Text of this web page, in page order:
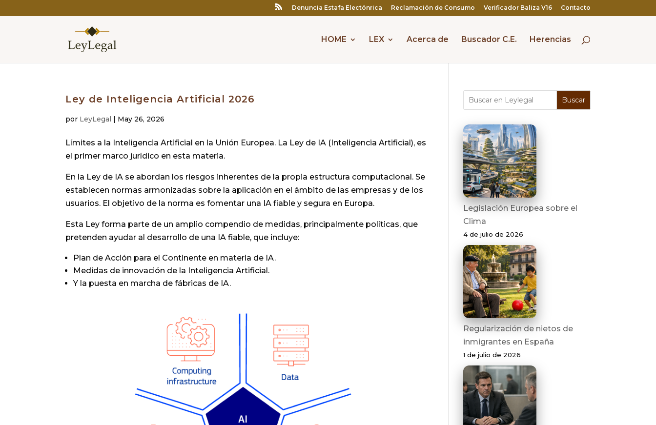
Denuncia Estafa Electónrica Reclamación de Consumo Verificador Baliza V16 Contacto
HOME LEX Acerca de Buscador C.E. Herencias
Ley de Inteligencia Artificial 2026
por LeyLegal | May 26, 2026
Límites a la Inteligencia Artificial en la Unión Europea. La Ley de IA (Inteligencia Artificial), es
el primer marco jurídico en esta materia.
En la Ley de IA se abordan los riesgos inherentes de la propia estructura computacional. Se
establecen normas armonizadas sobre la aplicación en el ámbito de las empresas y de los
usuarios. El objetivo de la norma es fomentar una IA fiable y segura en Europa.
Esta Ley forma parte de un amplio compendio de medidas, principalmente políticas, que
pretenden ayudar al desarrollo de una IA fiable, que incluye:
Plan de Acción para el Continente en materia de IA.
Medidas de innovación de la Inteligencia Artificial.
Y la puesta en marcha de fábricas de IA.
Buscar
Legislación Europea sobre el
Clima
4 de julio de 2026
Regularización de nietos de
inmigrantes en España
1 de julio de 2026